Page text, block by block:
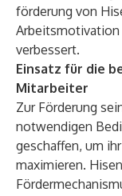
förderung von
Arbeitsmotivation
verbessert.
Einsatz für die
Mitarbeiter
Zur Förderung
notwendigen
geschaffen, um
maximieren.